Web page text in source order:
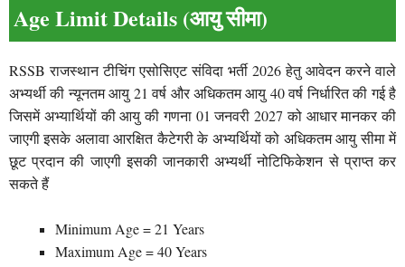
Age Limit Details (आयु सीमा)
RSSB राजस्थान टीचिंग एसोसिएट संविदा भर्ती 2026 हेतु आवेदन करने वाले
अभ्यर्थी की न्यूनतम आयु 21 वर्ष और अधिकतम आयु 40 वर्ष निर्धारित की गई है
जिसमें अभ्यार्थियों की आयु की गणना 01 जनवरी 2027 को आधार मानकर की
जाएगी इसके अलावा आरक्षित कैटेगरी के अभ्यर्थियों को अधिकतम आयु सीमा में
छूट प्रदान की जाएगी इसकी जानकारी अभ्यर्थी नोटिफिकेशन से प्राप्त कर
सकते हैं
Minimum Age = 21 Years
Maximum Age = 40 Years